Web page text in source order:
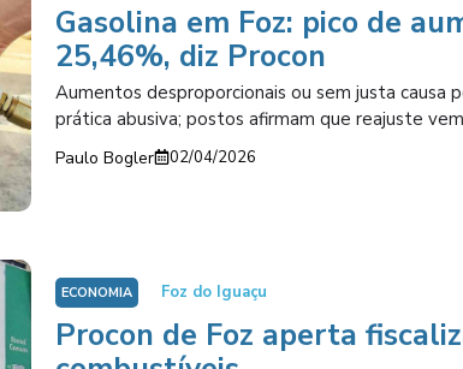
Gasolina em Foz: pico de
25,46%, diz Procon
Aumentos desproporcionais ou sem justa causa
prática abusiva; postos afirmam que reajuste
Paulo Bogler 02/04/2026
ECONOMIA Foz do Iguaçu
Procon de Foz aperta